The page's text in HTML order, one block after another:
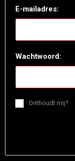
E-mailadres:
Wachtwoord:
Onthoudt mij?